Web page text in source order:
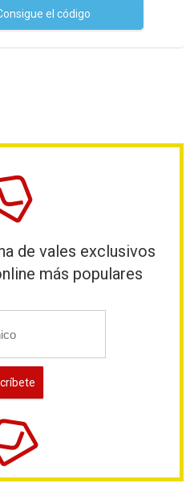
el código
de vales exclusivos
más populares